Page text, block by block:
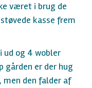
været i brug de
kasse frem
ud og 4 wobler
gården er der hug
men den falder af